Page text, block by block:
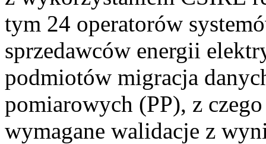
tym 24 operatorów
sprzedawców energii
podmiotów migracja
pomiarowych (PP), z
wymagane walidacje z